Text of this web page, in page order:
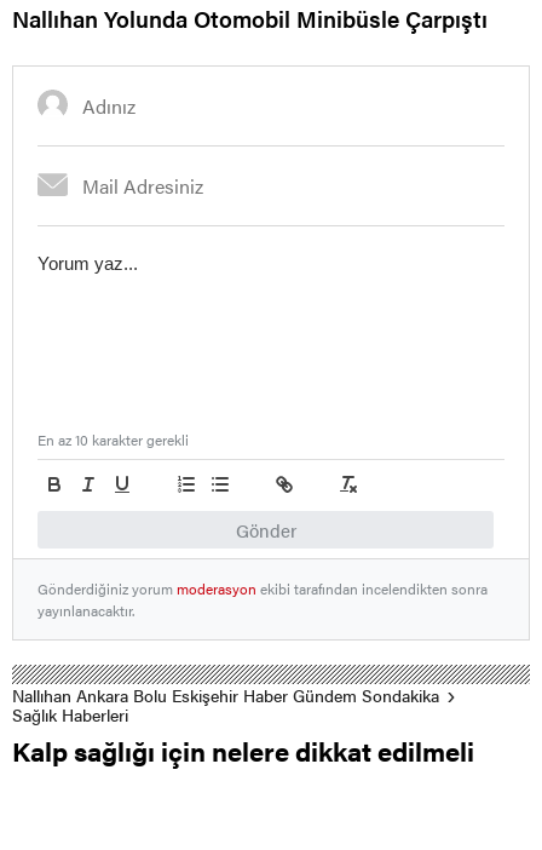
Nallıhan Yolunda Otomobil Minibüsle Çarpıştı
Gönder
En az 10 karakter gerekli
Gönderdiğiniz yorummoderasyon ekibi tarafından incelendikten sonra
yayınlanacaktır.
Nallıhan Ankara Bolu Eskişehir Haber Gündem Sondakika
Sağlık Haberleri
Kalp sağlığı için nelere dikkat edilmeli